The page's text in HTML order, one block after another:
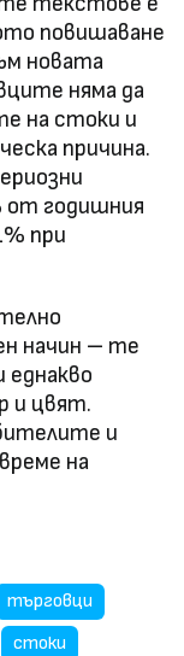
повишаване
новата
няма да
на стоки и
причина.
от годишния
при
начин – те
еднакво
и цвят.
и
на
търговци
стоки